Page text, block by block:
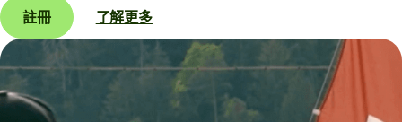
註冊 了解更多